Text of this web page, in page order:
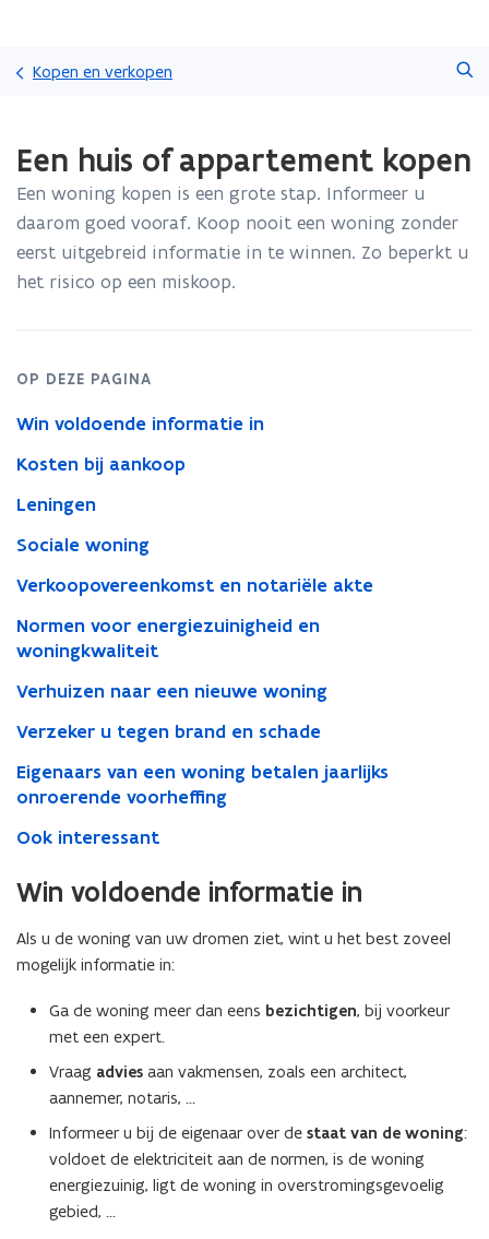
gaan
Kopen en verkopen
met
laden.
bevindt
op:
Een
kopen
Een huis of appartement kopen
Een woning kopen is een grote stap. Informeer u
daarom goed vooraf. Koop nooit een woning zonder
eerst uitgebreid informatie in te winnen. Zo beperkt u
het risico op een miskoop.
OP DEZE PAGINA
Win voldoende informatie in
Kosten bij aankoop
Leningen
Sociale woning
Verkoopovereenkomst en notariële akte
Normen voor energiezuinigheid en
woningkwaliteit
Verhuizen naar een nieuwe woning
Verzeker u tegen brand en schade
Eigenaars van een woning betalen jaarlijks
onroerende voorheffing
Ook interessant
Win voldoende informatie in
Als u de woning van uw dromen ziet, wint u het best zoveel
mogelijk informatie in:
Ga de woning meer dan eens bezichtigen, bij voorkeur
met een expert.
Vraag advies aan vakmensen, zoals een architect,
aannemer, notaris, …
Informeer u bij de eigenaar over de staat van de woning:
voldoet de elektriciteit aan de normen, is de woning
energiezuinig, ligt de woning in overstromingsgevoelig
gebied, …